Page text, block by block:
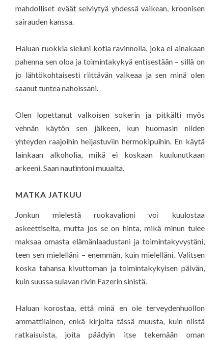
mahdolliset eväät selviytyä yhdessä vaikean, kroonisen
sairauden kanssa.
Haluan ruokkia sieluni kotia ravinnolla, joka ei ainakaan
pahenna sen oloa ja toimintakykyä entisestään – sillä on
jo lähtökohtaisesti riittävän vaikeaa ja sen minä olen
saanut tuntea nahoissani.
Olen lopettanut valkoisen sokerin ja pitkälti myös
vehnän käytön sen jälkeen, kun huomasin niiden
yhteyden raajoihin heijastuviin hermokipuihin. En käytä
lainkaan alkoholia, mikä ei koskaan kuulunutkaan
arkeeni. Saan nautintoni muualta.
MATKA JATKUU
Jonkun mielestä ruokavalioni voi kuulostaa
askeettiselta, mutta jos se on hinta, mikä minun tulee
maksaa omasta elämänlaadustani ja toimintakyvystäni,
teen sen mielelläni – enemmän, kuin mielelläni. Valitsen
koska tahansa kivuttoman ja toimintakykyisen päivän,
kuin suussa sulavan rivin Fazerin sinistä.
Haluan korostaa, että minä en ole terveydenhuollon
ammattilainen, enkä kirjoita tässä muusta, kuin niistä
ratkaisuista, joita päädyin itse tekemään oman